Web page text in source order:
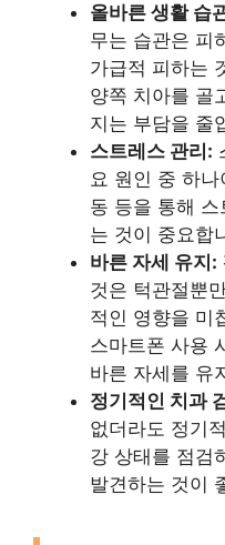
올바른 생활 습
무는 습관은 피
가급적 피하는
양쪽 치아를 골
지는 부담을 줄
스트레스 관리:
요 원인 중 하
동 등을 통해
는 것이 중요합
바른 자세 유지:
것은 턱관절뿐
적인 영향을 미
스마트폰 사용
바른 자세를 유
정기적인 치과
없더라도 정기
강 상태를 점검
발견하는 것이